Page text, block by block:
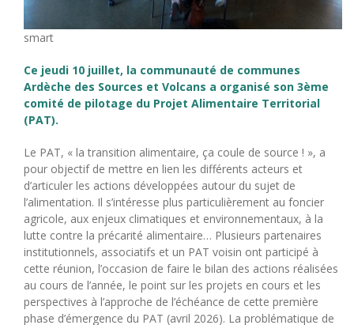
smart
Ce jeudi 10 juillet, la communauté de communes
Ardèche des Sources et Volcans a organisé son 3ème
comité de pilotage du Projet Alimentaire Territorial
(PAT).
Le PAT, « la transition alimentaire, ça coule de source ! », a
pour objectif de mettre en lien les différents acteurs et
d’articuler les actions développées autour du sujet de
l’alimentation. Il s’intéresse plus particulièrement au foncier
agricole, aux enjeux climatiques et environnementaux, à la
lutte contre la précarité alimentaire… Plusieurs partenaires
institutionnels, associatifs et un PAT voisin ont participé à
cette réunion, l’occasion de faire le bilan des actions réalisées
au cours de l’année, le point sur les projets en cours et les
perspectives à l’approche de l’échéance de cette première
phase d’émergence du PAT (avril 2026). La problématique de